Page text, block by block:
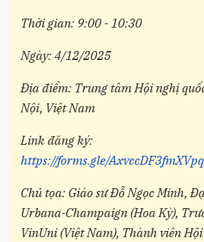
Thời gian: 9:00 - 10:30
Ngày: 4/12/2025
Địa điểm: Trung tâm Hội nghị
Nội, Việt Nam
Link đăng ký:
https://forms.gle/
Chủ tọa: Giáo sư Đỗ Ngọc Minh,
Urbana-Champaign (Hoa Kỳ),
VinUni (Việt Nam), Thành viên